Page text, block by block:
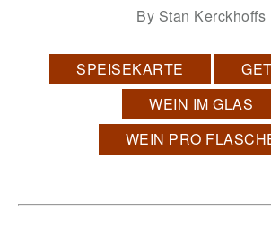
By Stan Kerckhoffs
SPEISEKARTE
WEIN IM GLAS
WEIN PRO